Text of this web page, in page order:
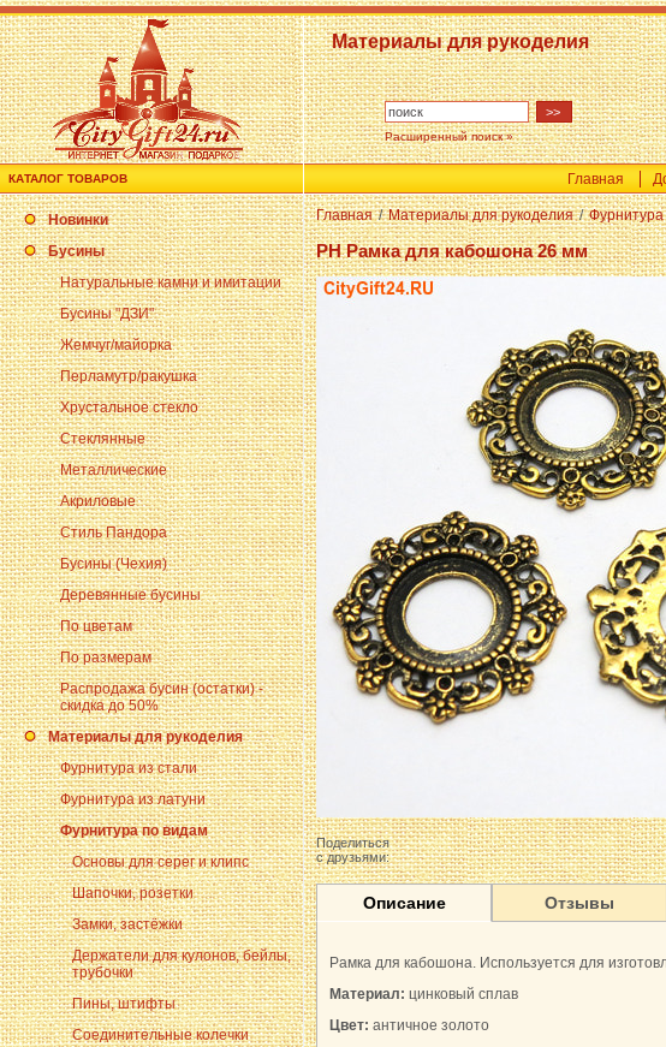
Материалы для рукоделия
Расширенный поиск »
КАТАЛОГ ТОВАРОВ Главная
Новинки
Бусины
Натуральные камни и имитации
Бусины "ДЗИ"
Жемчуг/майорка
Перламутр/ракушка
Хрустальное стекло
Стеклянные
Металлические
Акриловые
Стиль Пандора
Бусины (Чехия)
Деревянные бусины
По цветам
По размерам
Распродажа бусин (остатки) -
скидка до 50%
Материалы для рукоделия
Фурнитура из стали
Фурнитура из латуни
Фурнитура по видам
Основы для серег и клипс
Шапочки, розетки
Замки, застёжки
Держатели для кулонов, бейлы,
трубочки
Пины, штифты
Соединительные колечки
Главная / Материалы для рукоделия /
PH Рамка для кабошона 26 мм
Поделиться
с друзьями:
Описание Отзывы
Рамка для кабошона. Используется для
Материал: цинковый сплав
Цвет: античное золото